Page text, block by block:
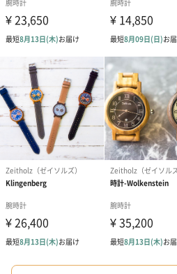
商品詳細情報
素材
ステンレススチール
(金属材質:ステンレス)
サイズ（外箱
込み）
幅460mm×奥行
重さ
外装
長方形のボックス
お届け内容
・時計本体
・保証書
原産国